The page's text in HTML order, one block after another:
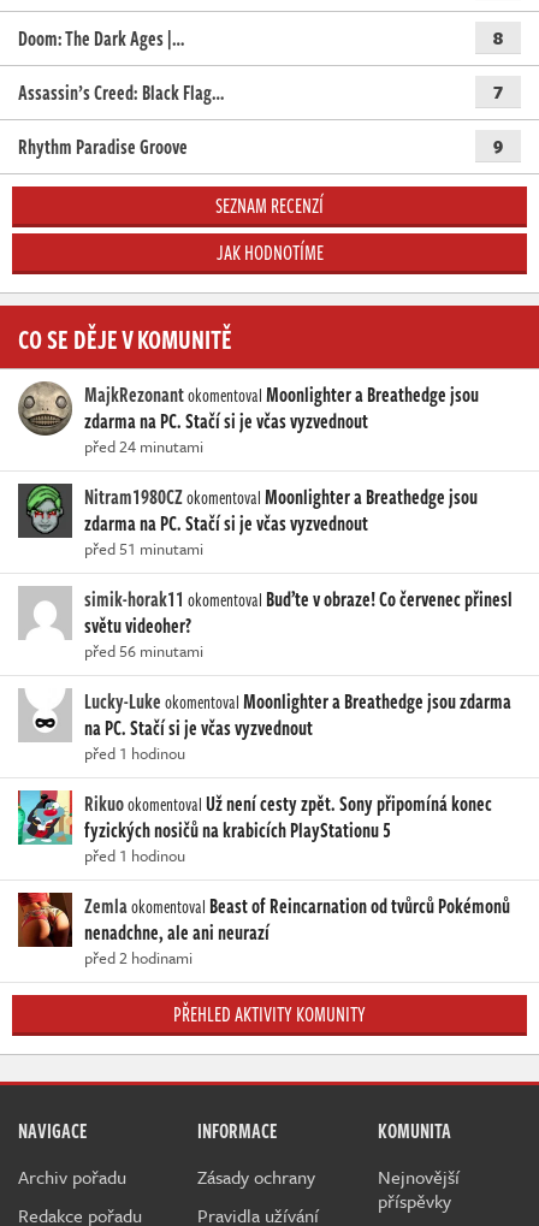
Doom: The Dark Ages |… 8
Assassin’s Creed: Black Flag… 7
Rhythm Paradise Groove 9
SEZNAM RECENZÍ
JAK HODNOTÍME
CO SE DĚJE V KOMUNITĚ
MajkRezonantokomentovalMoonlighter a Breathedge jsou
zdarma na PC. Stačí si je včas vyzvednout
před 24 minutami
Nitram1980CZokomentovalMoonlighter a Breathedge jsou
zdarma na PC. Stačí si je včas vyzvednout
před 51 minutami
simik-horak11 okomentoval Buďte v obraze! Co červenec přinesl
světu videoher?
před 56 minutami
Lucky-LukeokomentovalMoonlighter a Breathedge jsou zdarma
na PC. Stačí si je včas vyzvednout
před 1 hodinou
RikuookomentovalUž není cesty zpět. Sony připomíná konec
fyzických nosičů na krabicích PlayStationu 5
před 1 hodinou
Zemlaokomentoval Beast of Reincarnation od tvůrců Pokémonů
nenadchne, ale ani neurazí
před 2 hodinami
PŘEHLED AKTIVITY KOMUNITY
NAVIGACE
Archiv pořadu
Redakce pořadu
INFORMACE
Zásady ochrany
Pravidla užívání
KOMUNITA
Nejnovější
příspěvky